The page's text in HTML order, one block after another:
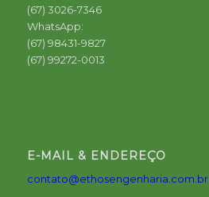
(67) 3026-7346
WhatsApp:
(67) 98431-9827
(67) 99272-0013
E-MAIL & ENDEREÇO
contato@ethosengenharia.com.br